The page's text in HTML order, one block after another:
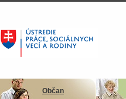
Občan